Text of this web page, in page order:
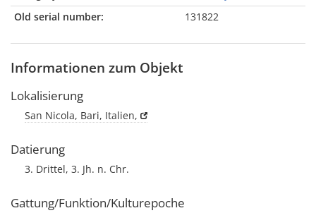
Old serial number:
131822
Informationen zum Objekt
Lokalisierung
San Nicola, Bari, Italien,
Datierung
3. Drittel, 3. Jh. n. Chr.
Gattung/Funktion/Kulturepoche